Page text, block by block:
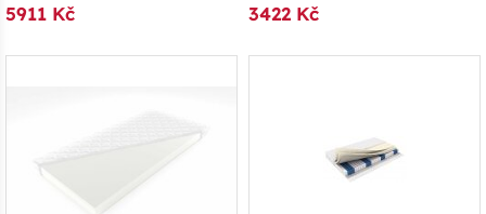
5911 Kč 3422 Kč